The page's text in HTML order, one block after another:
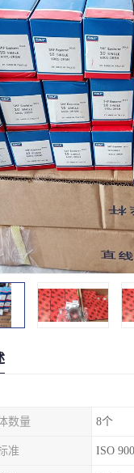
数量 8个
准 ISO